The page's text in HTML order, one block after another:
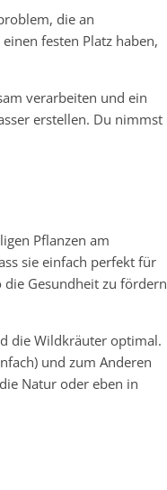
die an
festen Platz haben,
verarbeiten und ein
erstellen. Du nimmst
Pflanzen am
sie einfach perfekt für
die Gesundheit zu fördern
die Wildkräuter optimal.
und zum Anderen
Natur oder eben in